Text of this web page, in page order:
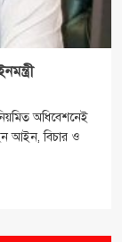
অধিবেশনেই
আইন, বিচার ও